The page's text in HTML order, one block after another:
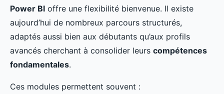
Power BI offre une flexibilité bienvenue. Il existe
aujourd’hui de nombreux parcours structurés,
adaptés aussi bien aux débutants qu’aux profils
avancés cherchant à consolider leurs compétences
fondamentales.
Ces modules permettent souvent :